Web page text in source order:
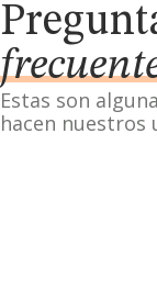
Estas son
hacen nuestros